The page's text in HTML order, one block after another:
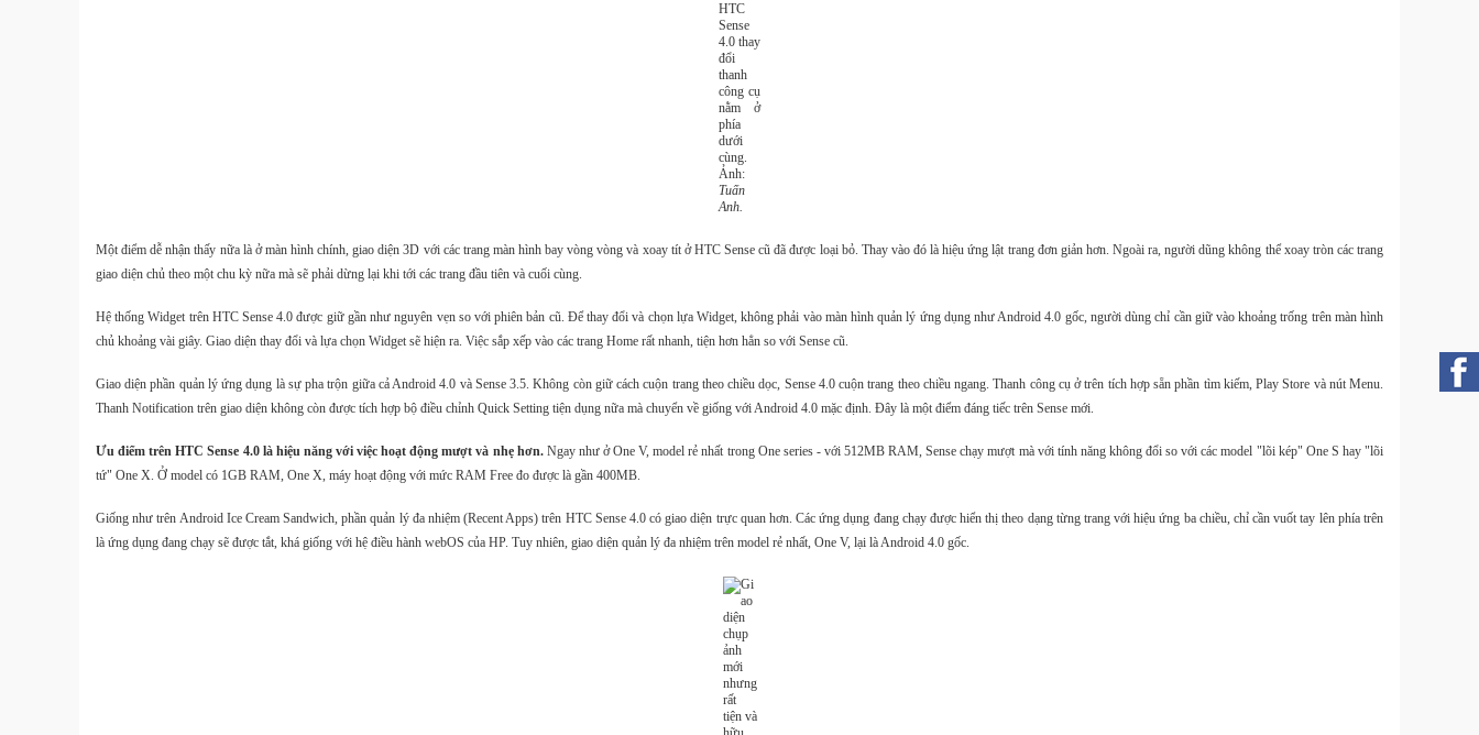
HTC
Sense
4.0 thay
đổi
thanh
công cụ
nằm ở
phía
dưới
cùng.
Ảnh:
Tuấn
Anh.
Một điểm dễ nhận thấy nữa là ở màn hình chính, giao diện 3D với các trang màn hình bay vòng vòng và xoay tít ở HTC Sense cũ đã được loại bỏ. Thay vào đó là hiệu ứng lật trang đơn giản hơn. Ngoài ra, người dũng không thể xoay tròn các trang
giao diện chủ theo một chu kỳ nữa mà sẽ phải dừng lại khi tới các trang đầu tiên và cuối cùng.
Hệ thống Widget trên HTC Sense 4.0 được giữ gần như nguyên vẹn so với phiên bản cũ. Để thay đổi và chọn lựa Widget, không phải vào màn hình quản lý ứng dụng như Android 4.0 gốc, người dùng chỉ cần giữ vào khoảng trống trên màn hình
chủ khoảng vài giây. Giao diện thay đổi và lựa chọn Widget sẽ hiện ra. Việc sắp xếp vào các trang Home rất nhanh, tiện hơn hẳn so với Sense cũ.
Giao diện phần quản lý ứng dụng là sự pha trộn giữa cả Android 4.0 và Sense 3.5. Không còn giữ cách cuộn trang theo chiều dọc, Sense 4.0 cuộn trang theo chiều ngang. Thanh công cụ ở trên tích hợp sẵn phần tìm kiếm, Play Store và nút Menu.
Thanh Notification trên giao diện không còn được tích hợp bộ điều chỉnh Quick Setting tiện dụng nữa mà chuyển về giống với Android 4.0 mặc định. Đây là một điểm đáng tiếc trên Sense mới.
Ưu điểm trên HTC Sense 4.0 là hiệu năng với việc hoạt động mượt và nhẹ hơn.Ngay như ở One V, model rẻ nhất trong One series - với 512MB RAM, Sense chạy mượt mà với tính năng không đổi so với các model "lõi kép" One S hay "lõi
tứ" One X. Ở model có 1GB RAM, One X, máy hoạt động với mức RAM Free đo được là gần 400MB.
Giống như trên Android Ice Cream Sandwich, phần quản lý đa nhiệm (Recent Apps) trên HTC Sense 4.0 có giao diện trực quan hơn. Các ứng dụng đang chạy được hiển thị theo dạng từng trang với hiệu ứng ba chiều, chỉ cần vuốt tay lên phía trên
là ứng dụng đang chạy sẽ được tắt, khá giống với hệ điều hành webOS của HP. Tuy nhiên, giao diện quản lý đa nhiệm trên model rẻ nhất, One V, lại là Android 4.0 gốc.